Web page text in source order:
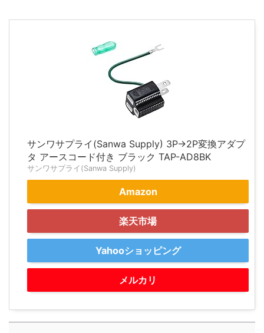
サンワサプライ(Sanwa Supply) 3P→2P変換アダプ
タ アースコード付き ブラック TAP-AD8BK
サンワサプライ(Sanwa Supply)
Amazon
楽天市場
Yahooショッピング
メルカリ